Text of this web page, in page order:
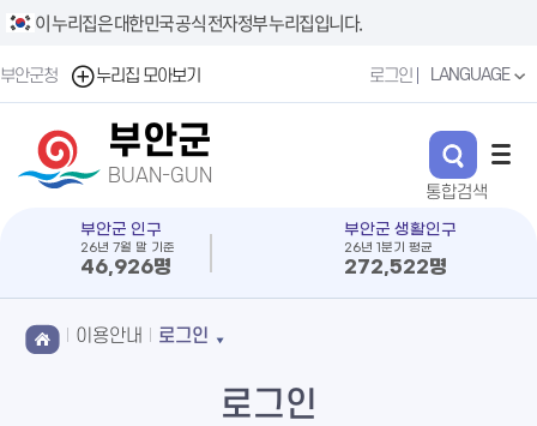
이 누리집은 대한민국 공식 전자정부 누리집입니다.
부안군청 누리집 모아보기 로그인 LANGUAGE
부안군
BUAN-GUN
부안군 인구
26년 7월 말 기준
46,926명
부안군 생활인구
26년 1분기 평균
272,522명
이용안내 로그인
로그인